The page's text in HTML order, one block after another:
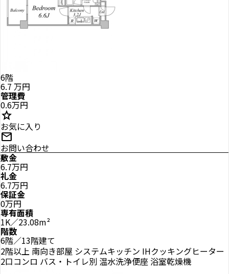
6階
6.7 万円
管理費
0.6万円
star
お気に入り
mail
お問い合わせ
敷金
6.7万円
礼金
6.7万円
保証金
0万円
専有面積
1K／23.08m²
階数
6階／13階建て
2階以上 南向き部屋 システムキッチン IHクッキングヒーター
2口コンロ バス・トイレ別 温水洗浄便座 浴室乾燥機